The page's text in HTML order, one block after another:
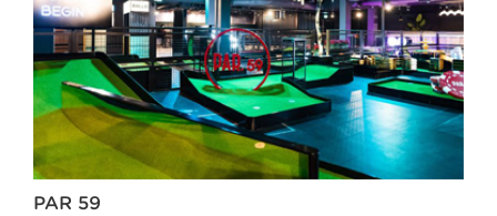
PAR 59